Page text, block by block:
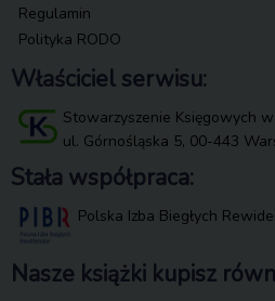
Regulamin
Polityka RODO
Właściciel serwisu:
Stowarzyszenie Księgowych
ul. Górnośląska 5, 00-443
Stała współpraca:
Polska Izba Biegłych
Nasze książki kupisz